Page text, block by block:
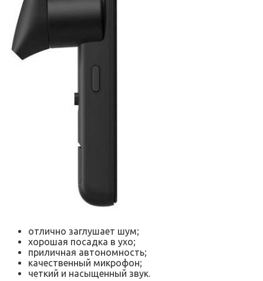
отлично заглушает шум;
хорошая посадка в ухо;
приличная автономность;
качественный микрофон;
четкий и насыщенный звук.